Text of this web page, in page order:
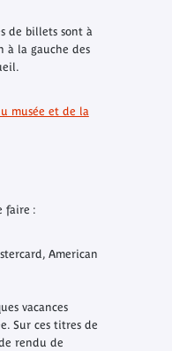
de billets sont à
à la gauche des
musée et de la
faire :
American
vacances
Sur ces titres de
rendu de